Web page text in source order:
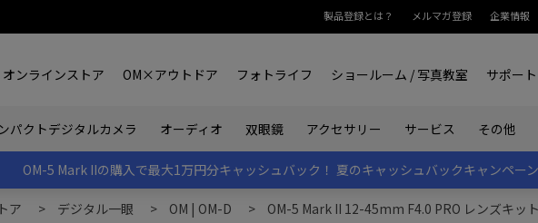
製品登録とは？ メルマガ登録 企業情報
ンラインストア OM×アウトドア フォトライフ ショールーム / 写真教室 サポート
パクトデジタルカメラ オーディオ 双眼鏡 アクセサリー サービス その他
OM-5 Mark IIの購入で最大1万円分キャッシュバック！ 夏のキャッシュバックキャンペー
ア > デジタル一眼 > OM | OM-D > OM-5 Mark II 12-45mm F4.0 PRO レンズキッ